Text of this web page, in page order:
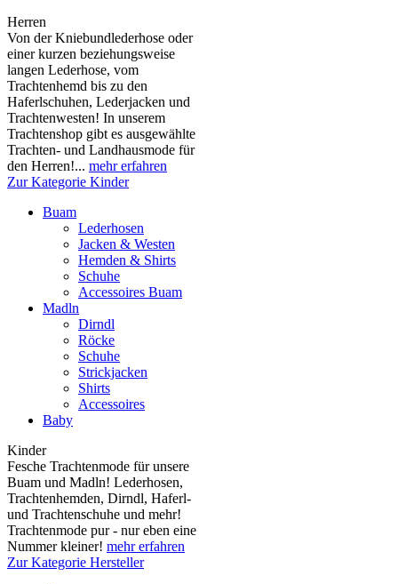
Herren
Von der Kniebundlederhose oder
einer kurzen beziehungsweise
langen Lederhose, vom
Trachtenhemd bis zu den
Haferlschuhen, Lederjacken und
Trachtenwesten! In unserem
Trachtenshop gibt es ausgewählte
Trachten- und Landhausmode für
den Herren!... mehr erfahren
Zur Kategorie Kinder
Buam
Lederhosen
Jacken & Westen
Hemden & Shirts
Schuhe
Accessoires Buam
Madln
Dirndl
Röcke
Schuhe
Strickjacken
Shirts
Accessoires
Baby
Kinder
Fesche Trachtenmode für unsere
Buam und Madln! Lederhosen,
Trachtenhemden, Dirndl, Haferl-
und Trachtenschuhe und mehr!
Trachtenmode pur - nur eben eine
Nummer kleiner! mehr erfahren
Zur Kategorie Hersteller